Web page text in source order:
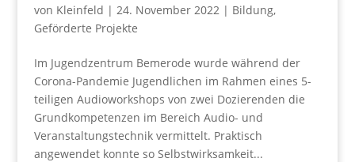
von Kleinfeld | 24. November 2022| Bildung,
Geförderte Projekte
Im Jugendzentrum Bemerode wurde während der
Corona-Pandemie Jugendlichen im Rahmen eines 5-
teiligen Audioworkshops von zwei Dozierenden die
Grundkompetenzen im Bereich Audio- und
Veranstaltungstechnik vermittelt. Praktisch
angewendet konnte so Selbstwirksamkeit...